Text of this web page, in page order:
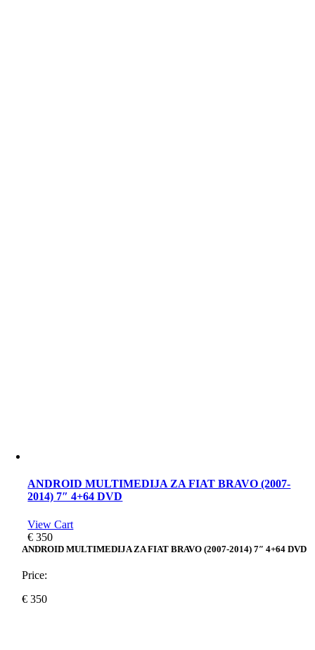
ANDROID MULTIMEDIJA ZA FIAT BRAVO (2007-
2014) 7″ 4+64 DVD
View Cart
€ 350
ANDROID MULTIMEDIJA ZA FIAT BRAVO (2007-2014) 7″ 4+64 DVD
Price:
€ 350